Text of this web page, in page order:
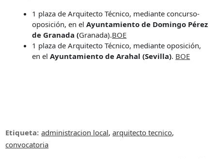
1 plaza de Arquitecto Técnico, mediante concurso-
oposición, en elAyuntamiento de Domingo Pérez
de Granada (Granada).BOE
1 plaza de Arquitecto Técnico, mediante oposición,
en el Ayuntamiento de Arahal (Sevilla). BOE
Etiqueta: administracion local,arquitecto tecnico,
convocatoria